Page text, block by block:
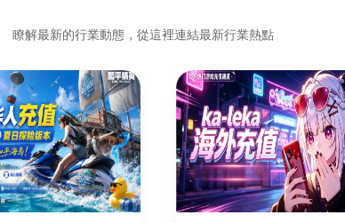
瞭解最新的行業動態，從這裡連結最新行業熱點